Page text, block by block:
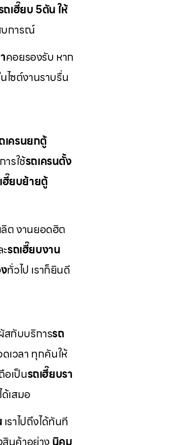
ถเฮี๊ยบ 5ตัน ให้
บการณ์
คอยรองรับ หาก
ไซต์งานราบรื่น
เครนยกตู้
รใช้รถเครนตั้ง
ฮี๊ยบย้ายตู้
ลิต งานยอดฮิต
รถเฮี๊ยบงาน
ทั่วไป เราก็ยินดี
กับบริการรถ
เวลา ทุกคันให้
อเป็นรถเฮี๊ยบรา
ด้เสมอ
เราไปถึงได้ทันที